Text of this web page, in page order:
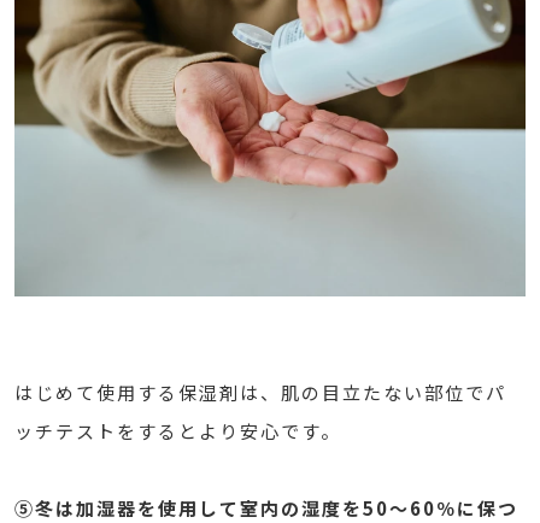
はじめて使用する保湿剤は、肌の目立たない部位でパ
ッチテストをするとより安心です。
⑤冬は加湿器を使用して室内の湿度を50～60％に保つ